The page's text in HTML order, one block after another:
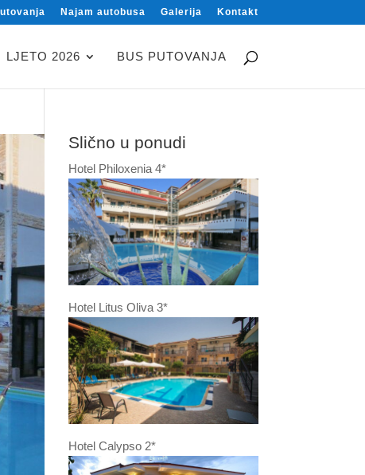
Najam autobusa Galerija Kontakt
LJETO 2026 BUS PUTOVANJA
Slično u ponudi
Hotel Philoxenia 4*
Hotel Litus Oliva 3*
Hotel Calypso 2*